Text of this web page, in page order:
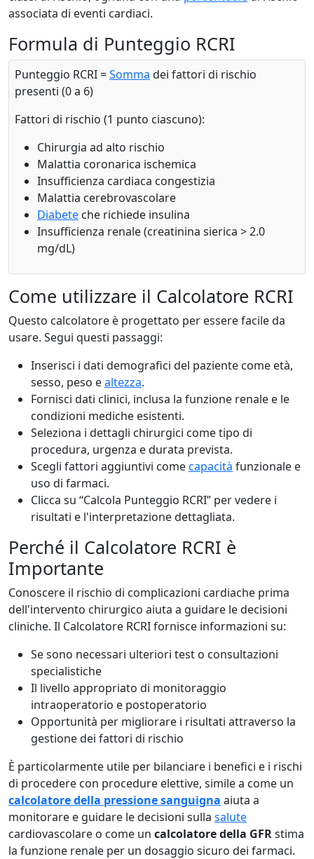
associata di eventi cardiaci.
Formula di Punteggio RCRI
Punteggio RCRI =Somma dei fattori di rischio
presenti (0 a 6)
Fattori di rischio (1 punto ciascuno):
Chirurgia ad alto rischio
Malattia coronarica ischemica
Insufficienza cardiaca congestizia
Malattia cerebrovascolare
Diabete che richiede insulina
Insufficienza renale (creatinina sierica > 2.0
mg/dL)
Come utilizzare il Calcolatore RCRI
Questo calcolatore è progettato per essere facile da
usare. Segui questi passaggi:
Inserisci i dati demografici del paziente come età,
sesso, peso ealtezza.
Fornisci dati clinici, inclusa la funzione renale e le
condizioni mediche esistenti.
Seleziona i dettagli chirurgici come tipo di
procedura, urgenza e durata prevista.
Scegli fattori aggiuntivi comecapacità funzionale e
uso di farmaci.
Clicca su “Calcola Punteggio RCRI” per vedere i
risultati e l'interpretazione dettagliata.
Perché il Calcolatore RCRI è
Importante
Conoscere il rischio di complicazioni cardiache prima
dell'intervento chirurgico aiuta a guidare le decisioni
cliniche. Il Calcolatore RCRI fornisce informazioni su:
Se sono necessari ulteriori test o consultazioni
specialistiche
Il livello appropriato di monitoraggio
intraoperatorio e postoperatorio
Opportunità per migliorare i risultati attraverso la
gestione dei fattori di rischio
È particolarmente utile per bilanciare i benefici e i rischi
di procedere con procedure elettive, simile a come un
calcolatore della pressione sanguigna aiuta a
monitorare e guidare le decisioni sulla salute
cardiovascolare o come un calcolatore della GFRstima
la funzione renale per un dosaggio sicuro dei farmaci.